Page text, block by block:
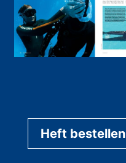
Heft bestellen